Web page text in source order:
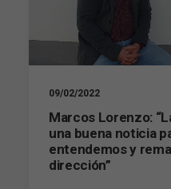
09/02/2022
Marcos Lorenzo:
una buena noticia
entendemos y
dirección”